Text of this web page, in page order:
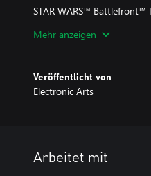
STAR WARS™
de/legal.
Mehr anzeigen
Veröffentlicht von
Electronic Arts
Arbeitet mit